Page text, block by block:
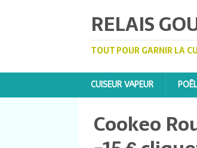
RELAIS
TOUT POUR GARNIR LA
CUISEUR VAPEUR
Cookeo